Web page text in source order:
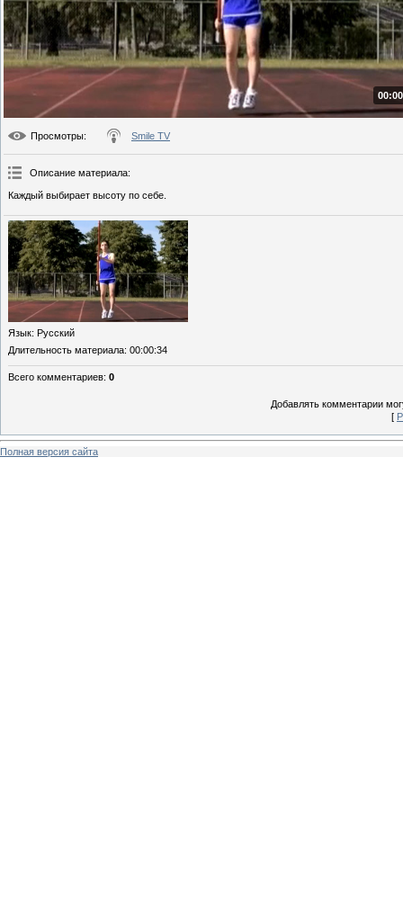
Просмотры: Smile TV
Описание материала:
Каждый выбирает высоту по себе.
Язык: Русский
Длительность материала: 00:00:34
Всего комментариев: 0
Добавлять комментарии
[
Полная версия сайта